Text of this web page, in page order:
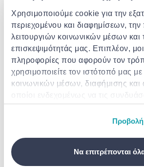
Χρησιμοποιούμε cookie για την
περιεχομένου και διαφημίσεων,
λειτουργιών κοινωνικών μέσων και
επισκεψιμότητάς μας. Επιπλέον,
πληροφορίες που αφορούν τον
χρησιμοποιείτε τον ιστότοπό μας
κοινωνικών μέσων, διαφήμισης και
οποίοι ενδεχομένως να τις
πληροφορίες που τους έχετε
οποίες έχουν συλλέξει σε σχέση
Προβολή
Να επιτρέπονται
SERA
Sera fil 60 watt 7w
από
€ 30.00σε
- 20%€ 24.00
Tropica
€ 35.00